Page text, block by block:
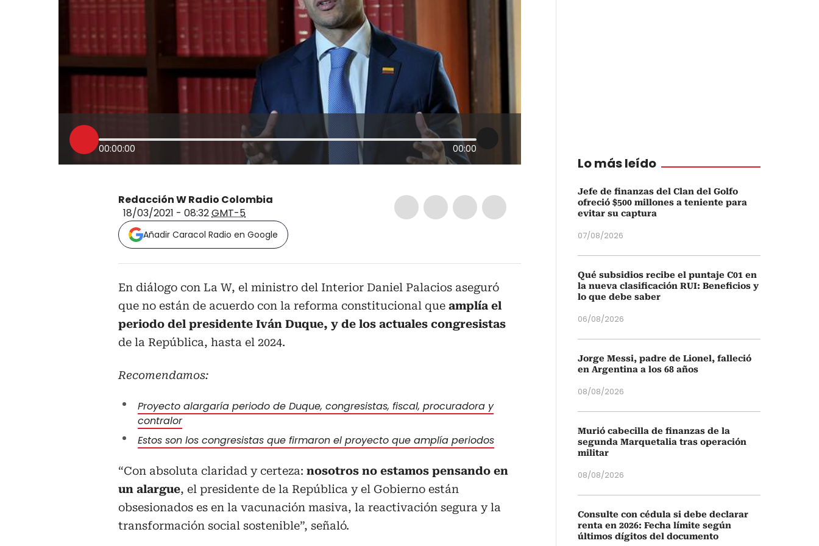
00:00:00 00:00
Redacción W Radio Colombia
18/03/2021 - 08:32GMT-5
Añadir Caracol Radio en Google
En diálogo con La W, el ministro del Interior Daniel Palacios aseguró
que no están de acuerdo con la reforma constitucional que amplía el
periodo del presidente Iván Duque, y de los actuales congresistas
de la República, hasta el 2024.
Recomendamos:
Proyecto alargaría periodo de Duque, congresistas, fiscal, procuradora y
contralor
Estos son los congresistas que firmaron el proyecto que amplía periodos
“Con absoluta claridad y certeza: nosotros no estamos pensando en
un alargue, el presidente de la República y el Gobierno están
obsesionados es en la vacunación masiva, la reactivación segura y la
transformación social sostenible”, señaló.
Lo más leído
Jefe de finanzas del Clan del Golfo
ofreció $500 millones a teniente para
evitar su captura
07/08/2026
Qué subsidios recibe el puntaje C01 en
la nueva clasificación RUI: Beneficios y
lo que debe saber
06/08/2026
Jorge Messi, padre de Lionel, falleció
en Argentina a los 68 años
08/08/2026
Murió cabecilla de finanzas de la
segunda Marquetalia tras operación
militar
08/08/2026
Consulte con cédula si debe declarar
renta en 2026: Fecha límite según
últimos dígitos del documento